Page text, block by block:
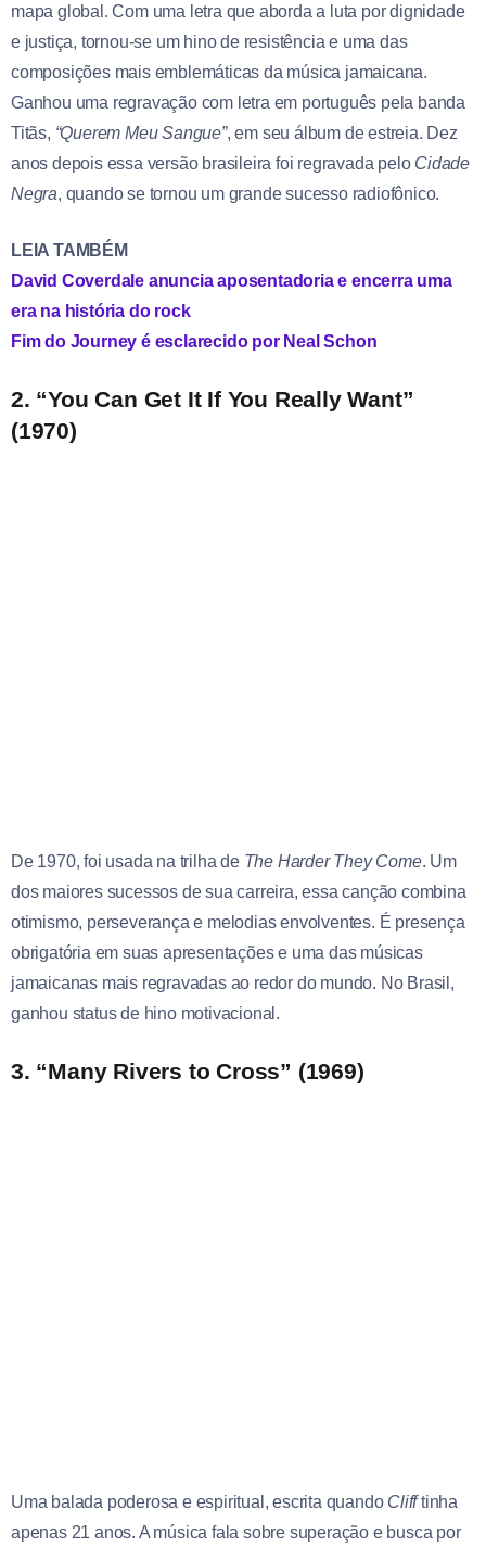
mapa global. Com uma letra que aborda a luta por dignidade
e justiça, tornou-se um hino de resistência e uma das
composições mais emblemáticas da música jamaicana.
Ganhou uma regravação com letra em português pela banda
Titãs, “Querem Meu Sangue”, em seu álbum de estreia. Dez
anos depois essa versão brasileira foi regravada pelo Cidade
Negra, quando se tornou um grande sucesso radiofônico.
LEIA TAMBÉM
David Coverdale anuncia aposentadoria e encerra uma
era na história do rock
Fim do Journey é esclarecido por Neal Schon
2. “You Can Get It If You Really Want”
(1970)
De 1970, foi usada na trilha de The Harder They Come. Um
dos maiores sucessos de sua carreira, essa canção combina
otimismo, perseverança e melodias envolventes. É presença
obrigatória em suas apresentações e uma das músicas
jamaicanas mais regravadas ao redor do mundo. No Brasil,
ganhou status de hino motivacional.
3. “Many Rivers to Cross” (1969)
Uma balada poderosa e espiritual, escrita quando Clifftinha
apenas 21 anos. A música fala sobre superação e busca por